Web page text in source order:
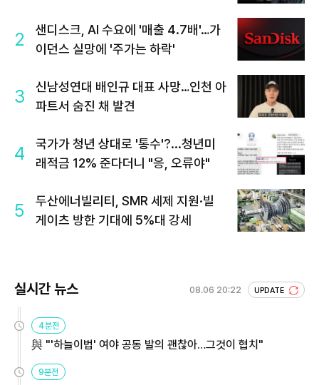
2
샌디스크, AI 수요에 '매출 4.7배'…가
이던스 실망에 '주가는 하락'
3
신남성연대 배인규 대표 사망…인천 아
파트서 숨진 채 발견
4
국가가 청년 상대로 '통수'?...청년미
래적금 12% 준다더니 "응, 오류야"
5
두산에너빌리티, SMR 세제 지원·빌
게이츠 방한 기대에 5%대 강세
실시간 뉴스 08.06 20:22 UPDATE
4분전
與 "'하늘이법' 여야 공동 발의 괜찮아…그것이 협치"
9분전